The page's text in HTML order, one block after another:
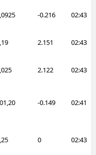
-0.216 02:43
2.151 02:43
2.122 02:43
-0.149 02:41
0 02:43